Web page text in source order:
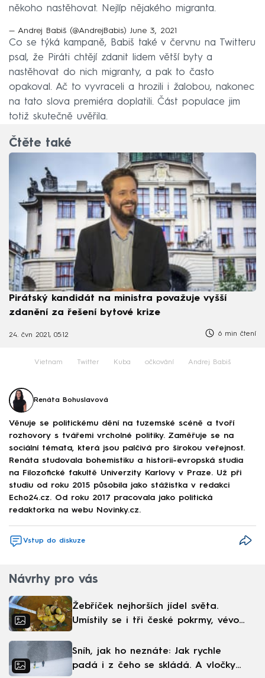
někoho nastěhovat. Nejlíp nějakého migranta.
— Andrej Babiš (@AndrejBabis) June 3, 2021
Co se týká kampaně, Babiš také v červnu na Twitteru
psal, že Piráti chtějí zdanit lidem větší byty a
nastěhovat do nich migranty, a pak to často
opakoval. Ač to vyvraceli a hrozili i žalobou, nakonec
na tato slova premiéra doplatili. Část populace jim
totiž skutečně uvěřila.
Čtěte také
Pirátský kandidát na ministra považuje vyšší
zdanění za řešení bytové krize
24. čvn 2021, 05:12 6 min čtení
Vietnam Twitter Kuba očkování Andrej Babiš
Renáta Bohuslavová
Věnuje se politickému dění na tuzemské scéně a tvoří
rozhovory s tvářemi vrcholné politiky. Zaměřuje se na
sociální témata, která jsou palčivá pro širokou veřejnost.
Renáta studovala bohemistiku a historii-evropská studia
na Filozofické fakultě Univerzity Karlovy v Praze. Už při
studiu od roku 2015 působila jako stážistka v redakci
Echo24.cz. Od roku 2017 pracovala jako politická
redaktorka na webu Novinky.cz.
Vstup do diskuze
Návrhy pro vás
Žebříček nejhorších jídel světa.
Umístily se i tři české pokrmy, vévodí
Sníh, jak ho neznáte: Jak rychle
padá i z čeho se skládá. A vločky